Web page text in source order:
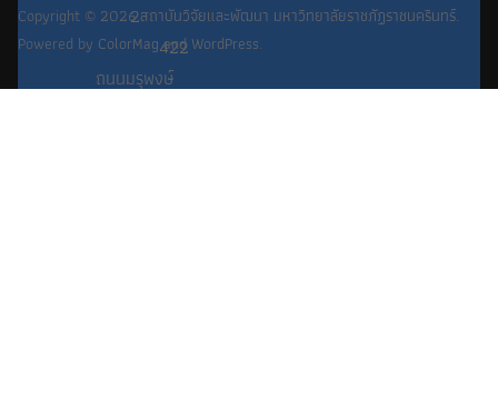
2
422
ถนนมรุพงษ์
Copyright © 2026สถาบันวิจัยและพัฒนา มหาวิทยาลัยราชภัฏราชนครินทร์.
Powered by ColorMagandWordPress.